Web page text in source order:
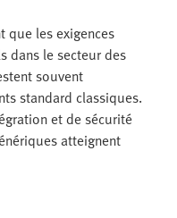
que les exigences
dans le secteur des
souvent
standard classiques.
et de sécurité
atteignent